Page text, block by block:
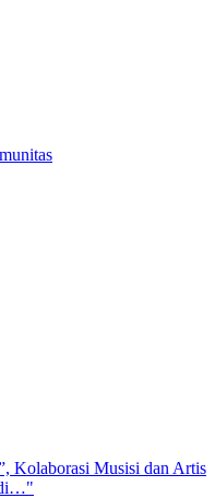
Kolaborasi Musisi dan Artis
di…"